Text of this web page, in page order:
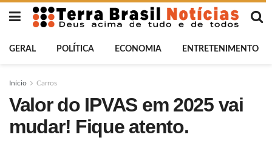
GERAL POLÍTICA ECONOMIA ENTRETENIMENTO
Início Carros
Valor do IPVAS em 2025 vai
mudar! Fique atento.